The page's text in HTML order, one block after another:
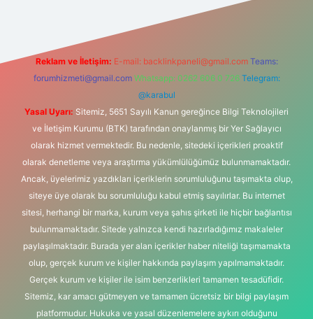
Reklam ve İletişim: E-mail: backlinkpaneli@gmail.com Teams:
forumhizmeti@gmail.com Whatsapp: 0262 606 0 726 Telegram:
@karabul
Yasal Uyarı: Sitemiz, 5651 Sayılı Kanun gereğince Bilgi Teknolojileri
ve İletişim Kurumu (BTK) tarafından onaylanmış bir Yer Sağlayıcı
olarak hizmet vermektedir. Bu nedenle, sitedeki içerikleri proaktif
olarak denetleme veya araştırma yükümlülüğümüz bulunmamaktadır.
Ancak, üyelerimiz yazdıkları içeriklerin sorumluluğunu taşımakta olup,
siteye üye olarak bu sorumluluğu kabul etmiş sayılırlar. Bu internet
sitesi, herhangi bir marka, kurum veya şahıs şirketi ile hiçbir bağlantısı
bulunmamaktadır. Sitede yalnızca kendi hazırladığımız makaleler
paylaşılmaktadır. Burada yer alan içerikler haber niteliği taşımamakta
olup, gerçek kurum ve kişiler hakkında paylaşım yapılmamaktadır.
Gerçek kurum ve kişiler ile isim benzerlikleri tamamen tesadüfidir.
Sitemiz, kar amacı gütmeyen ve tamamen ücretsiz bir bilgi paylaşım
platformudur. Hukuka ve yasal düzenlemelere aykırı olduğunu